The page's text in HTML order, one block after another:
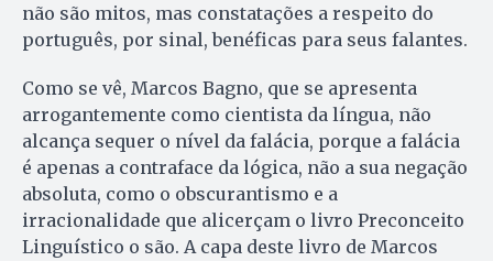
não são mitos, mas constatações a respeito do
português, por sinal, benéficas para seus falantes.
Como se vê, Marcos Bagno, que se apresenta
arrogantemente como cientista da língua, não
alcança sequer o nível da falácia, porque a falácia
é apenas a contraface da lógica, não a sua negação
absoluta, como o obscurantismo e a
irracionalidade que alicerçam o livro Preconceito
Linguístico o são. A capa deste livro de Marcos